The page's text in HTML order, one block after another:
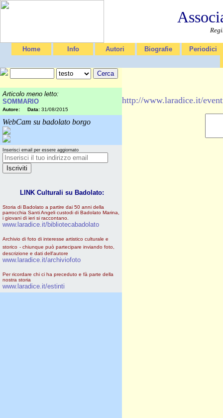
Home Info Autori Biografie Periodici
Articolo meno letto:
SOMMARIO
Autore: Data: 31/08/2015
WebCam su badolato borgo
Inserisci email per essere aggiornato
LINK Culturali su Badolato:
Storia di Badolato a partire dai 50 anni della
parrocchia Santi Angeli custodi di Badolato Marina,
i giovani di ieri si raccontano.
www.laradice.it/bibliotecabadolato
Archivio di foto di interesse artistico culturale e
storico - chiunque può partecipare inviando foto,
descrizione e dati dell'autore
www.laradice.it/archiviofoto
Per ricordare chi ci ha preceduto e fà parte della
nostra storia
www.laradice.it/estinti
http://www.laradice.it/